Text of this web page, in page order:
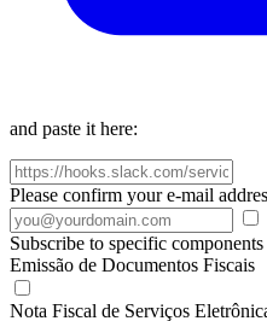
and paste it here:
Please confirm your e-mail
Subscribe to specific components
Emissão de Documentos Fiscais
Nota Fiscal de Serviços